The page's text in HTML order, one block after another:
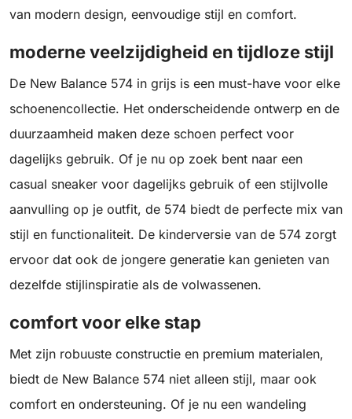
van modern design, eenvoudige stijl en comfort.
moderne veelzijdigheid en tijdloze stijl
De New Balance 574 in grijs is een must-have voor elke
schoenencollectie. Het onderscheidende ontwerp en de
duurzaamheid maken deze schoen perfect voor
dagelijks gebruik. Of je nu op zoek bent naar een
casual sneaker voor dagelijks gebruik of een stijlvolle
aanvulling op je outfit, de 574 biedt de perfecte mix van
stijl en functionaliteit. De kinderversie van de 574 zorgt
ervoor dat ook de jongere generatie kan genieten van
dezelfde stijlinspiratie als de volwassenen.
comfort voor elke stap
Met zijn robuuste constructie en premium materialen,
biedt de New Balance 574 niet alleen stijl, maar ook
comfort en ondersteuning. Of je nu een wandeling